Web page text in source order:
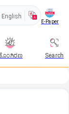
English
E-Paper
Search